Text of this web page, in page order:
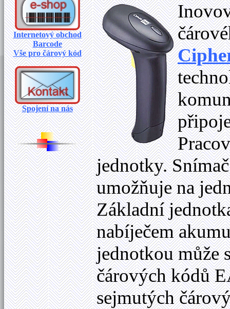
Internetový obchod
Barcode
Vše pro čárový kód
Spojení na nás
jednotky.
umožňuje na
Základní
nabíječem
jednotkou může
čárových kódů
sejmutých